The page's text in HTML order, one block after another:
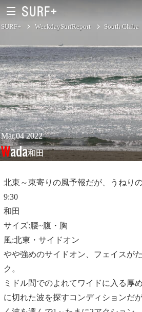
South Ibaraki
North Chiba
South Chiba
Unusually
Video Logs
SURF+ WeekdaySurfReport South Chiba
Mar,04 2022
Wada和田
北東～東寄りの風予報だが、うねり
9:30
和田
サイズ:腰~腹・胸
風:北東・サイドオン
やや強めのサイドオン、フェイスが
ク。
ミドル間でのよれてワイドに入る厚
に切れた波を探すコンディションだ